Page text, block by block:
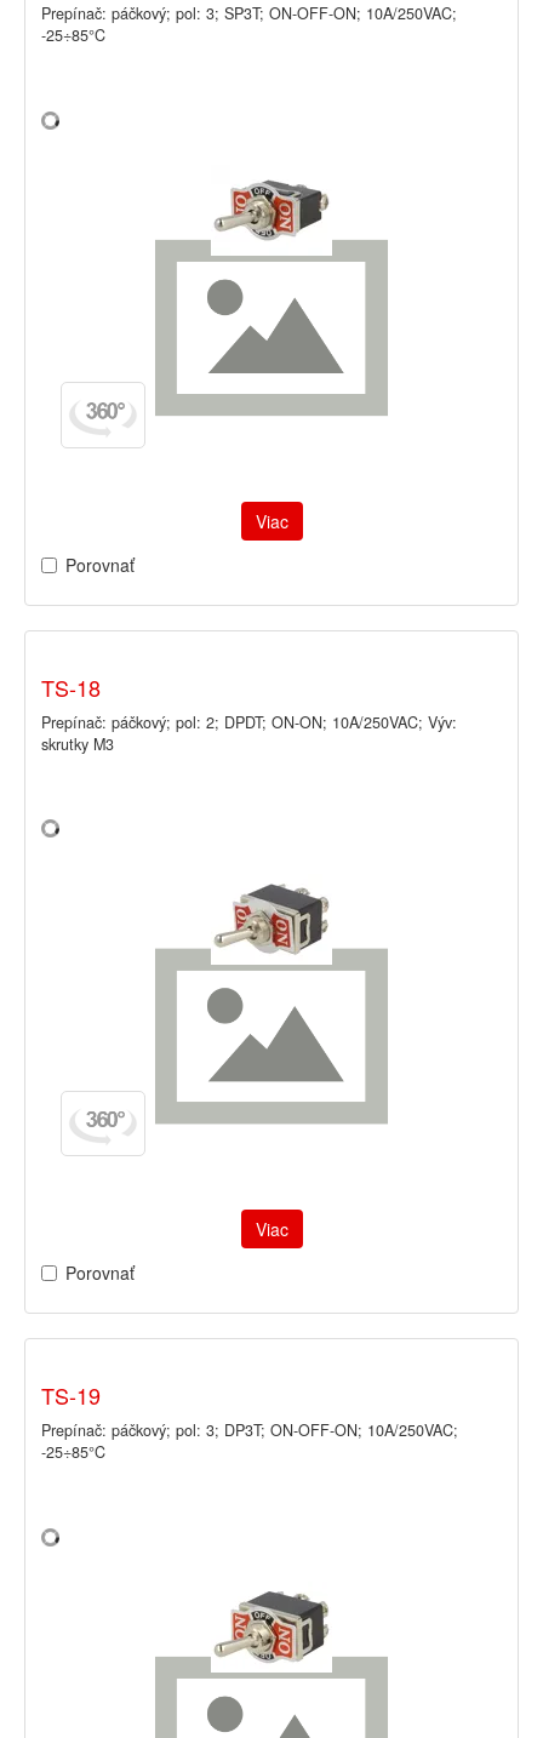
Prepínač: páčkový; pol: 3; SP3T; ON-OFF-ON; 10A/250VAC;
-25÷85°C
Viac
Porovnať
TS-18
Prepínač: páčkový; pol: 2; DPDT; ON-ON; 10A/250VAC; Výv:
skrutky M3
Viac
Porovnať
TS-19
Prepínač: páčkový; pol: 3; DP3T; ON-OFF-ON; 10A/250VAC;
-25÷85°C